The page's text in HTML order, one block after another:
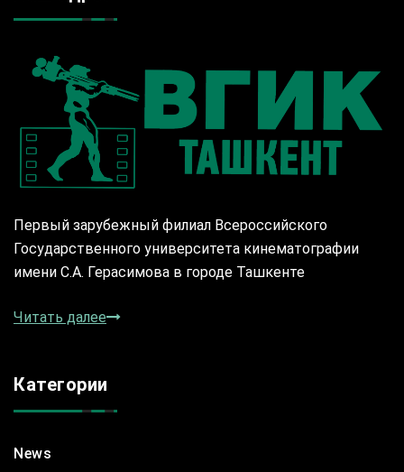
Первый зарубежный филиал Всероссийского
Государственного университета кинематографии
имени С.А. Герасимова в городе Ташкенте
Читать далее
Категории
News